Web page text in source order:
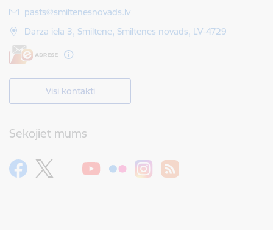
E-pasts:
pasts@smiltenesnovads.lv
Dārza iela 3, Smiltene, Smiltenes novads, LV-4729
Visi kontakti
Sekojiet mums